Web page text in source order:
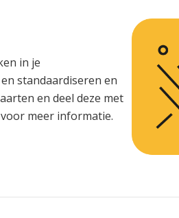
in je
standaardiseren en
en deel deze met
meer informatie.